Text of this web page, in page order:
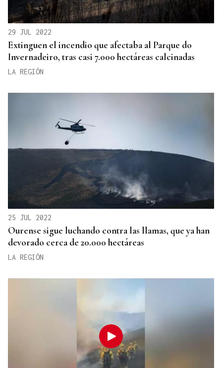
29 JUL 2022
Extinguen el incendio que afectaba al Parque do
Invernadeiro, tras casi 7.000 hectáreas calcinadas
LA REGIÓN
25 JUL 2022
Ourense sigue luchando contra las llamas, que ya han
devorado cerca de 20.000 hectáreas
LA REGIÓN